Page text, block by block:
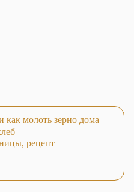
молоть зерно дома
рецепт